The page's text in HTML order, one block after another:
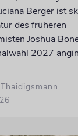
Berger ist
des früheren
Joshua
2027